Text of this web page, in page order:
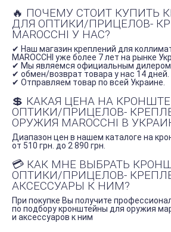
🔥 ПОЧЕМУ СТОИТ КУПИТЬ
ДЛЯ ОПТИКИ/ПРИЦЕЛОВ-
MAROCCHI У НАС?
✔ Наш магазин креплений для
MAROCCHI уже более 7 лет на рынке
✔ Мы являемся официальным
✔ обмен/возврат товара у нас 14 дней.
✔ Отправляем товар по всей Украине.
💲 КАКАЯ ЦЕНА НА
ОПТИКИ/ПРИЦЕЛОВ-
ОРУЖИЯ MAROCCHI В
Диапазон цен в нашем каталоге на
от 510 грн. до 2 890 грн.
💳 КАК МНЕ ВЫБРАТЬ
ОПТИКИ/ПРИЦЕЛОВ-
АКСЕССУАРЫ К НИМ?
При покупке Вы получите
по подбору кронштейны для оружия
и аксессуаров к ним